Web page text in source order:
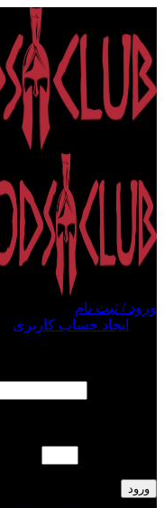
ورود / ثبت نام
ایجاد حساب کاربری
ورود